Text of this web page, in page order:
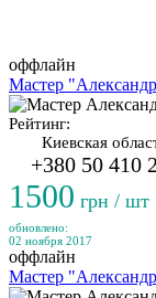
оффлайн
Мастер
Рейтинг:
Киевская
+380 50 410
1500 грн / шт
обновлено:
02 ноября 2017
оффлайн
Мастер